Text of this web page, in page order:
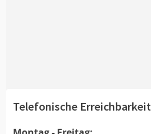
Telefonische Erreichbarkeit